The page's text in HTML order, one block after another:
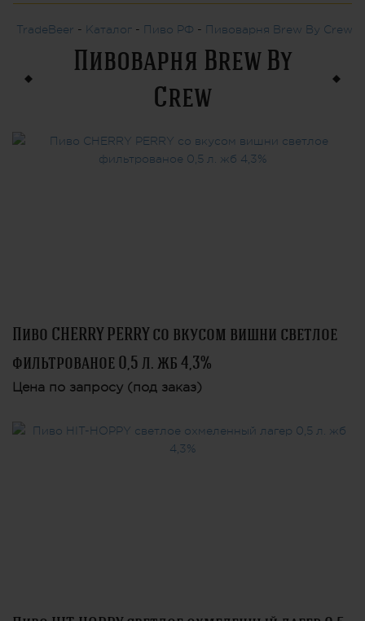
TradeBeer - Каталог - Пиво РФ - Пивоварня Brew By Crew
Пивоварня Brew By
Crew
Пиво CHERRY PERRY со вкусом вишни светлое
фильтрованое 0,5 л. жб 4,3%
Цена по запросу (под заказ)